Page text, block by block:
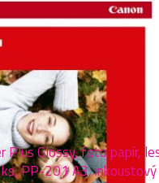
Plus Glossy, foto papír,
PP-201 A3, inkoustový